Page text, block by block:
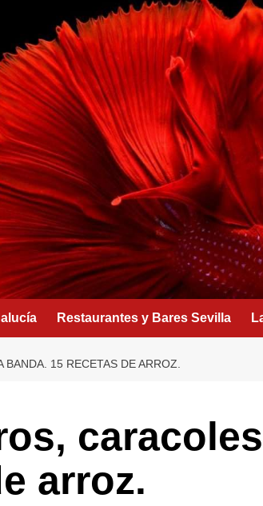
Restaurantes y Bares Sevilla
15 RECETAS DE ARROZ.
arroz.